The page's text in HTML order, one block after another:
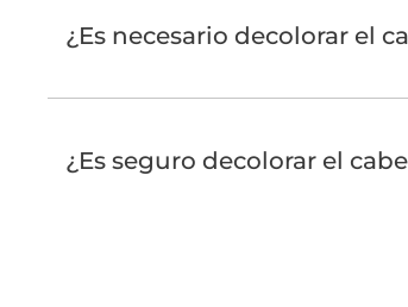
¿Es necesario decolorar el
¿Es seguro decolorar el